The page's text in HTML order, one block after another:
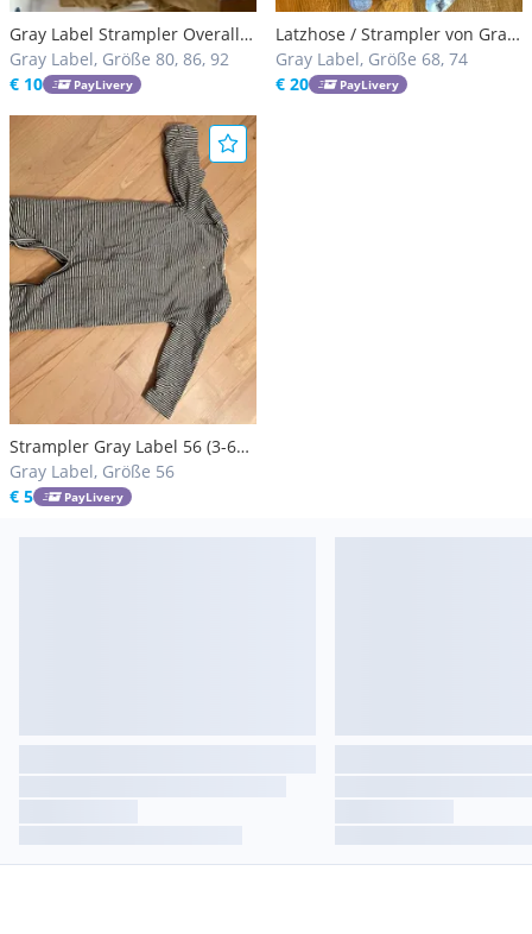
Gray Label Strampler Overall
Playsuit
Gray Label, Größe 80, 86, 92
€ 10
PayLivery
Latzhose / Strampler von Gray
Label (6-9 Monate)
Gray Label, Größe 68, 74
€ 20
PayLivery
Strampler Gray Label 56 (3-6
M)
Gray Label, Größe 56
€ 5
PayLivery